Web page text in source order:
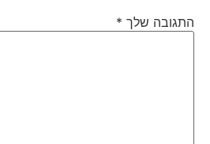
התגובה שלך*